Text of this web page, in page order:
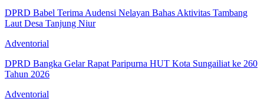
DPRD Babel Terima Audensi Nelayan Bahas Aktivitas Tambang
Laut Desa Tanjung Niur
Adventorial
DPRD Bangka Gelar Rapat Paripurna HUT Kota Sungailiat ke 260
Tahun 2026
Adventorial